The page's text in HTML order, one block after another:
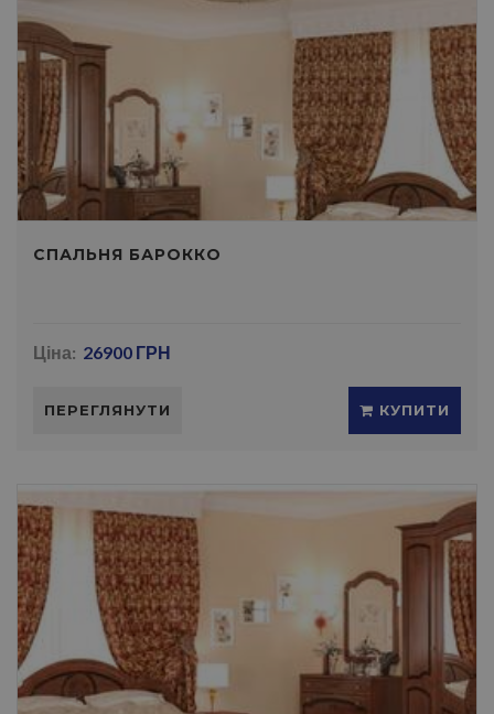
СПАЛЬНЯ БАРОККО
Ціна: 26900 ГРН
ПЕРЕГЛЯНУТИ КУПИТИ